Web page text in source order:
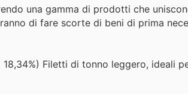
una gamma di prodotti che
di fare scorte di beni di prima
Filetti di tonno leggero, ideali